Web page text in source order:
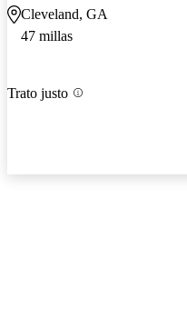
Cleveland, GA
47 millas
Trato justo